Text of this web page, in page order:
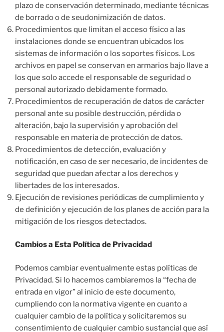
plazo de conservación determinado, mediante técnicas
de borrado o de seudonimización de datos.
Procedimientos que limitan el acceso físico a las
instalaciones donde se encuentran ubicados los
sistemas de información o los soportes físicos. Los
archivos en papel se conservan en armarios bajo llave a
los que solo accede el responsable de seguridad o
personal autorizado debidamente formado.
Procedimientos de recuperación de datos de carácter
personal ante su posible destrucción, pérdida o
alteración, bajo la supervisión y aprobación del
responsable en materia de protección de datos.
Procedimientos de detección, evaluación y
notificación, en caso de ser necesario, de incidentes de
seguridad que puedan afectar a los derechos y
libertades de los interesados.
Ejecución de revisiones periódicas de cumplimiento y
de definición y ejecución de los planes de acción para la
mitigación de los riesgos detectados.
Cambios a Esta Política de Privacidad
Podemos cambiar eventualmente estas políticas de
Privacidad. Si lo hacemos cambiaremos la “fecha de
entrada en vigor” al inicio de este documento,
cumpliendo con la normativa vigente en cuanto a
cualquier cambio de la política y solicitaremos su
consentimiento de cualquier cambio sustancial que así